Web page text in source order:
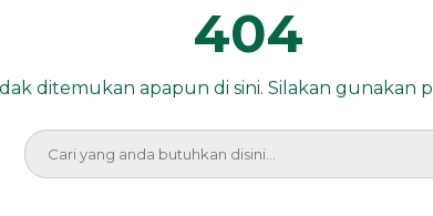
404
ditemukan apapun di sini. Silakan gunakan